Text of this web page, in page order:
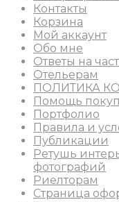
Контакты
Корзина
Мой аккаунт
Обо мне
Ответы на
Отельерам
ПОЛИТИКА
Помощь
Портфолио
Правила и
Публикации
Ретушь
фотографий
Риелторам
Страница